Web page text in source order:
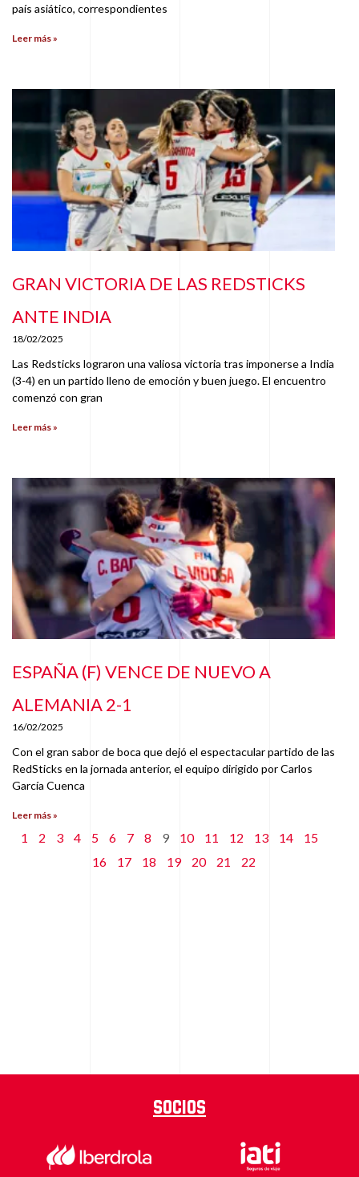
país asiático, correspondientes
Leer más »
GRAN VICTORIA DE LAS REDSTICKS
ANTE INDIA
18/02/2025
Las Redsticks lograron una valiosa victoria tras imponerse a India
(3-4) en un partido lleno de emoción y buen juego. El encuentro
comenzó con gran
Leer más »
ESPAÑA (F) VENCE DE NUEVO A
ALEMANIA 2-1
16/02/2025
Con el gran sabor de boca que dejó el espectacular partido de las
RedSticks en la jornada anterior, el equipo dirigido por Carlos
García Cuenca
Leer más »
1 2 3 4 5 6 7 8 9 10 11 12 13 14
15
16
17 18 19 20 21 22
Socios